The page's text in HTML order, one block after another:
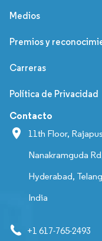
Medios
Premios y
Carreras
Política de Privacidad
Contacto
11th Floor,
Nanakramguda
Hyderabad,
India
+1 617-765-2493